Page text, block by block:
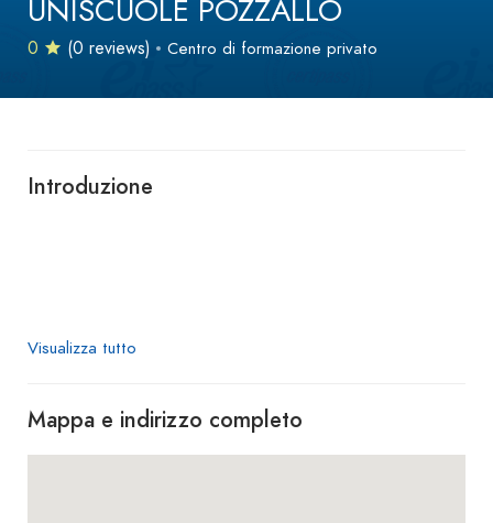
UNISCUOLE POZZALLO
0 (0 reviews) Centro di formazione privato
Introduzione
Visualizza tutto
Mappa e indirizzo completo